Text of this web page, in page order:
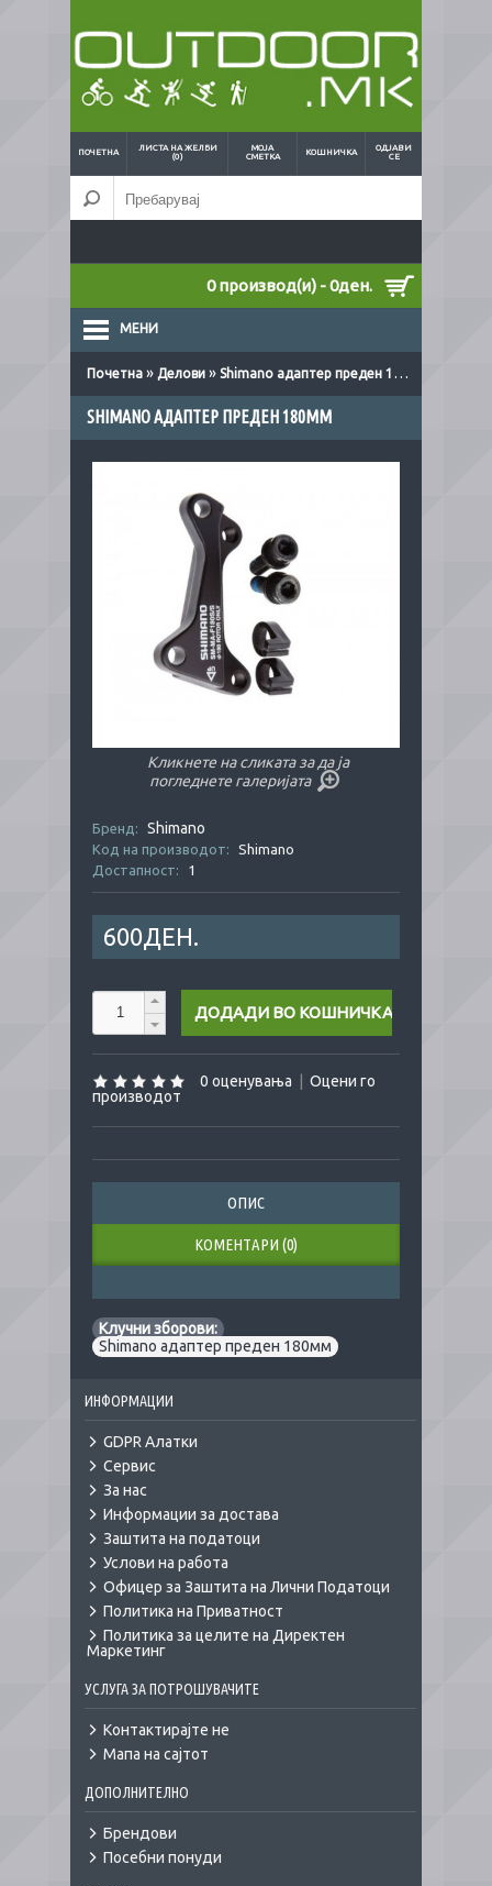
ПОЧЕТНА
ЛИСТА НА ЖЕЛБИ
(0)
МОЈА
СМЕТКА
КОШНИЧКА
ОДЈАВИ
СЕ
0 производ(и) - 0ден.
МЕНИ
Почетна » Делови » Shimano адаптер преден 180мм
SHIMANO АДАПТЕР ПРЕДЕН 180ММ
Кликнете на сликата за да ја
погледнете галеријата
Бренд: Shimano
Код на производот:
Shimano
Достапност:
1
600ДЕН.
0 оценувања
Оцени го
производот
ОПИС
КОМЕНТАРИ (0)
Клучни зборови:
Shimano адаптер преден 180мм
ИНФОРМАЦИИ
GDPR Алатки
Сервис
За нас
Информации за достава
Заштита на податоци
Услови на работа
Офицер за Заштита на Лични Податоци
Политика на Приватност
Политика за целите на Директен
Маркетинг
УСЛУГА ЗА ПОТРОШУВАЧИТЕ
Контактирајте не
Мапа на сајтот
ДОПОЛНИТЕЛНО
Брендови
Посебни понуди